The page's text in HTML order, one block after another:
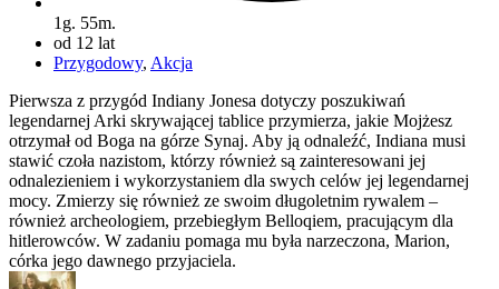
1g. 55m.
od 12 lat
Przygodowy, Akcja
Pierwsza z przygód Indiany Jonesa dotyczy poszukiwań
legendarnej Arki skrywającej tablice przymierza, jakie Mojżesz
otrzymał od Boga na górze Synaj. Aby ją odnaleźć, Indiana musi
stawić czoła nazistom, którzy również są zainteresowani jej
odnalezieniem i wykorzystaniem dla swych celów jej legendarnej
mocy. Zmierzy się również ze swoim długoletnim rywalem –
również archeologiem, przebiegłym Belloqiem, pracującym dla
hitlerowców. W zadaniu pomaga mu była narzeczona, Marion,
córka jego dawnego przyjaciela.